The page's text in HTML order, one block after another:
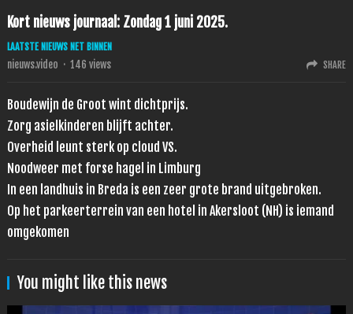
Kort nieuws journaal: Zondag 1 juni 2025.
LAATSTE NIEUWS NET BINNEN
nieuws.video · 146 views SHARE
Boudewijn de Groot wint dichtprijs.
Zorg asielkinderen blijft achter.
Overheid leunt sterk op cloud VS.
Noodweer met forse hagel in Limburg
In een landhuis in Breda is een zeer grote brand uitgebroken.
Op het parkeerterrein van een hotel in Akersloot (NH) is iemand
omgekomen
You might like this news